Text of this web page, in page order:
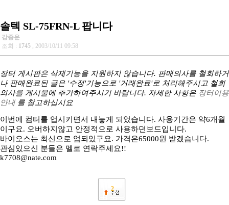
솔텍 SL-75FRN-L 팝니다
강종운
조회 : 1745 , 2003/10/11 09:58
장터 게시판은 삭제기능을 지원하지 않습니다. 판매의사를 철회하거
나 판매완료된 글은 '수정'기능으로 '거래완료'로 처리해주시고 철회
의사를 게시물에 추가하여주시기 바랍니다. 자세한 사항은 장터이용
안내 를 참고하십시요
이번에 컴터를 업시키면서 내놓게 되었습니다. 사용기간은 약6개월
이구요. 오버하지않고 안정적으로 사용하던보드입니다.
바이오스는 최신으로 업되있구요. 가격은65000원 받겠습니다.
관심있으신 분들은 멜로 연락주세요!!
k7708@nate.com
2